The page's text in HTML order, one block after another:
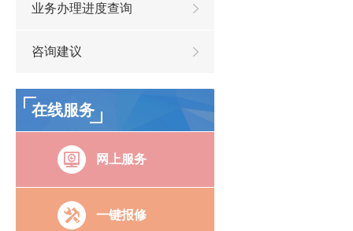
业务办理进度查询
咨询建议
在线服务
网上服务
一键报修